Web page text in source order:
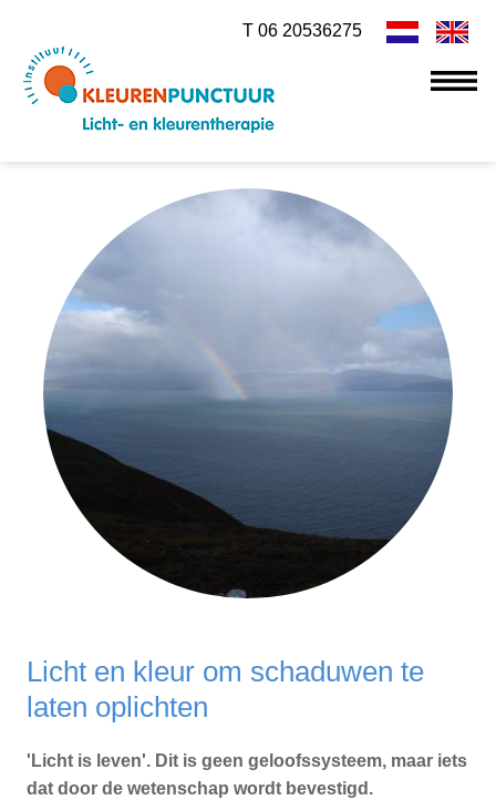
T 06 20536275
Licht en kleur om schaduwen te
laten oplichten
'Licht is leven'. Dit is geen geloofssysteem, maar iets
dat door de wetenschap wordt bevestigd.